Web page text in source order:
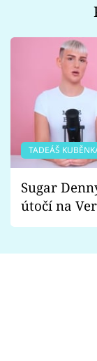
TADEÁŠ
Sugar
útočí na
Proč je